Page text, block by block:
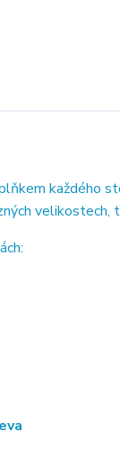
každého